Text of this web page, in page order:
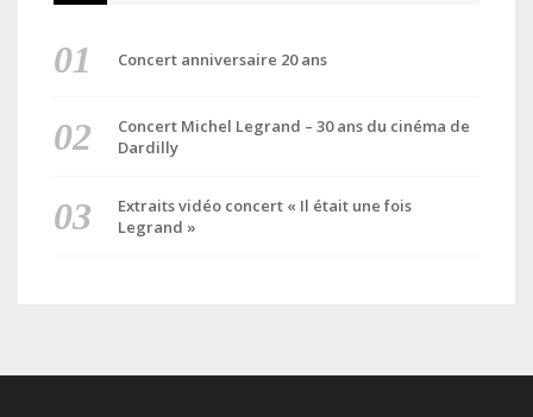
Concert anniversaire 20 ans
Concert Michel Legrand – 30 ans du cinéma de
Dardilly
Extraits vidéo concert « Il était une fois
Legrand »